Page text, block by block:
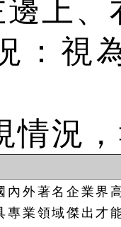
上、
：視
情況
外著名企業界
業領域傑出才